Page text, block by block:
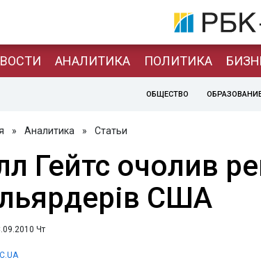
АНАЛИТИКА ПОЛИТИКА
ОБЩЕСТВО
» Аналитика » Статьи
Гейтс очолив
США
Чт